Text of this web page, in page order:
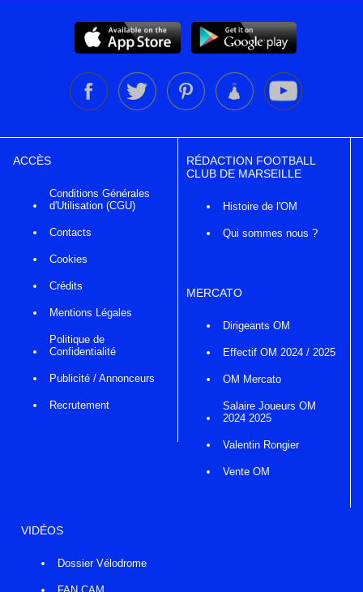
ACCÈS
Conditions Générales
d'Utilisation (CGU)
Contacts
Cookies
Crédits
Mentions Légales
Politique de
Confidentialité
Publicité / Annonceurs
Recrutement
RÉDACTION FOOTBALL
CLUB DE MARSEILLE
Histoire de l'OM
Qui sommes nous ?
MERCATO
Dirigeants OM
Effectif OM 2024 / 2025
OM Mercato
Salaire Joueurs OM
2024 2025
Valentin Rongier
Vente OM
VIDÉOS
Dossier Vélodrome